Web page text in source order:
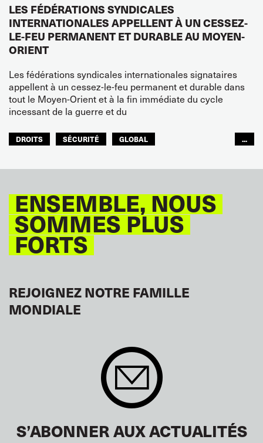
LES FÉDÉRATIONS SYNDICALES
INTERNATIONALES APPELLENT À UN CESSEZ-
LE-FEU PERMANENT ET DURABLE AU MOYEN-
ORIENT
Les fédérations syndicales internationales signataires
appellent à un cessez-le-feu permanent et durable dans
tout le Moyen-Orient et à la fin immédiate du cycle
incessant de la guerre et du
DROITS SÉCURITÉ
GLOBAL
...
ENSEMBLE, NOUS
SOMMES PLUS
FORTS
REJOIGNEZ NOTRE FAMILLE
MONDIALE
S’ABONNER AUX ACTUALITÉS